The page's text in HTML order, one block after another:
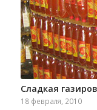
Сладкая
18 февраля, 2010